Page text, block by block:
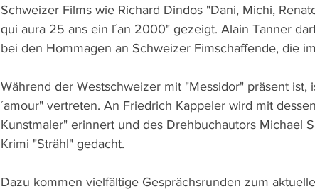
Schweizer Films wie Richard Dindos "Dani, Michi,
qui aura 25 ans ein l´an 2000" gezeigt. Alain Tanner
bei den Hommagen an Schweizer Fimschaffende, die
Während der Westschweizer mit "Messidor" präsent ist,
´amour" vertreten. An Friedrich Kappeler wird mit
Kunstmaler" erinnert und des Drehbuchautors Michael
Krimi "Strähl" gedacht.
Dazu kommen vielfältige Gesprächsrunden zum